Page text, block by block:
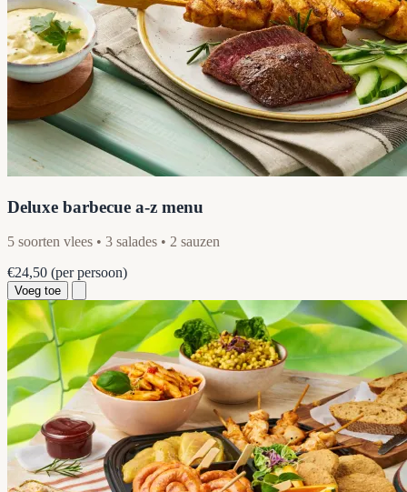
Deluxe barbecue a-z menu
5 soorten vlees • 3 salades • 2 sauzen
€24,50 (per persoon)
Voeg toe